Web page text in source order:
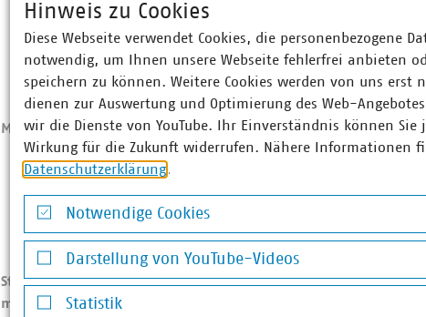
Wir erwarten mehr Besucher als 2025: 29 Prozent
Wir erwarten ähnlich viele Besucher als 2025: 69
Wir erwarten weniger Besucher als 2025: 3 Prozent
Mit Blick auf die finanzielle Lage: Wie schauen Sie auf die
… sich verbessern: 7 Prozent
… gleichbleiben: 20 Prozent
… sich verschlechtern: 73 Prozent
Stichwort Debatte um das Bädersterben: Erwägen Sie, kurz-
müssen?
Hinweis zu Cookies
Diese Webseite verwendet Cookies, die personenbezogene
notwendig, um Ihnen unsere Webseite fehlerfrei anbieten
speichern zu können. Weitere Cookies werden von uns erst
dienen zur Auswertung und Optimierung des Web-
wir die Dienste von YouTube. Ihr Einverständnis können
Wirkung für die Zukunft widerrufen. Nähere Informationen
Datenschutzerklärung.
Notwendige Cookies
Notwendige Cookies
Darstellung von YouTube-Videos
Darstellung von YouTube-Videos
Statistik